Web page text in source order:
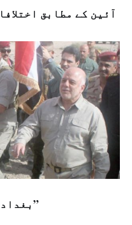
آئین کے مطابق
بغداد – اربيل: "الشرق الاوسط”